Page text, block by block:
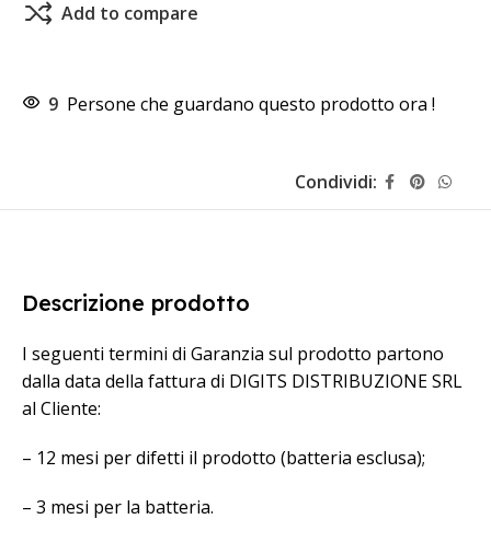
Add to compare
9 Persone che guardano questo prodotto ora !
Condividi:
Descrizione prodotto
I seguenti termini di Garanzia sul prodotto partono
dalla data della fattura di DIGITS DISTRIBUZIONE SRL
al Cliente:
– 12 mesi per difetti il prodotto (batteria esclusa);
– 3 mesi per la batteria.